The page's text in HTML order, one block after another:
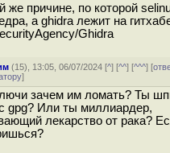
же причине, по которой
а ghidra лежит на
Ghidra
(15), 13:05, 06/07/2024 [^] [^^] [^^^] [
]
зачем им ломать? Ты
gpg? Или ты миллиардер,
лекарство от рака?